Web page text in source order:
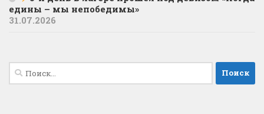
едины – мы непобедимы»
31.07.2026
Найти: